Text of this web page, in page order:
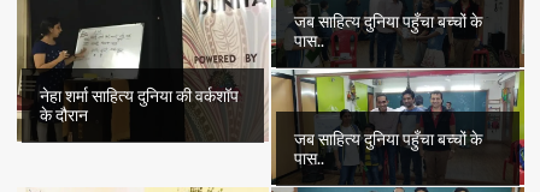
नेहा शर्मा साहित्य दुनिया की वर्कशॉप
के दौरान
जब साहित्य दुनिया पहुँचा बच्चों के
पास..
जब साहित्य दुनिया पहुँचा बच्चों के
पास..